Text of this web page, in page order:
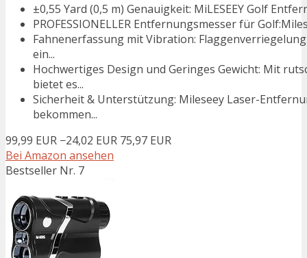
±0,55 Yard (0,5 m) Genauigkeit: MiLESEEY Golf
PROFESSIONELLER Entfernungsmesser für
Fahnenerfassung mit Vibration:
ein...
Hochwertiges Design und Geringes Gewicht: Mit
bietet es...
Sicherheit & Unterstützung: Mileseey Laser-
bekommen...
99,99 EUR −24,02 EUR 75,97 EUR
Bei Amazon ansehen
Bestseller Nr. 7